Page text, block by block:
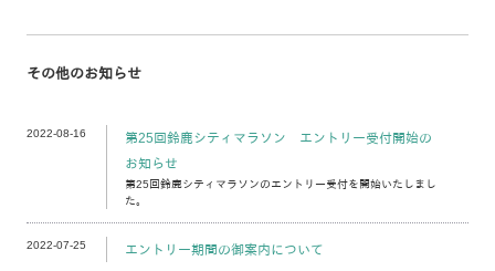
その他のお知らせ
2022-08-16
第25回鈴鹿シティマラソン エントリー受付開始の
お知らせ
第25回鈴鹿シティマラソンのエントリー受付を開始いたしまし
た。
2022-07-25 エントリー期間の御案内について